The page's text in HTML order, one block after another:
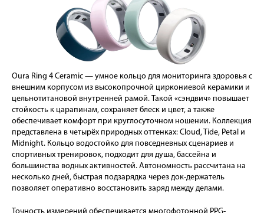
Oura Ring 4 Ceramic — умное кольцо для мониторинга здоровья с
внешним корпусом из высокопрочной циркониевой керамики и
цельнотитановой внутренней рамой. Такой «сэндвич» повышает
стойкость к царапинам, сохраняет блеск и цвет, а также
обеспечивает комфорт при круглосуточном ношении. Коллекция
представлена в четырёх природных оттенках: Cloud, Tide, Petal и
Midnight. Кольцо водостойко для повседневных сценариев и
спортивных тренировок, подходит для душа, бассейна и
большинства водных активностей. Автономность рассчитана на
несколько дней, быстрая подзарядка через док-держатель
позволяет оперативно восстановить заряд между делами.